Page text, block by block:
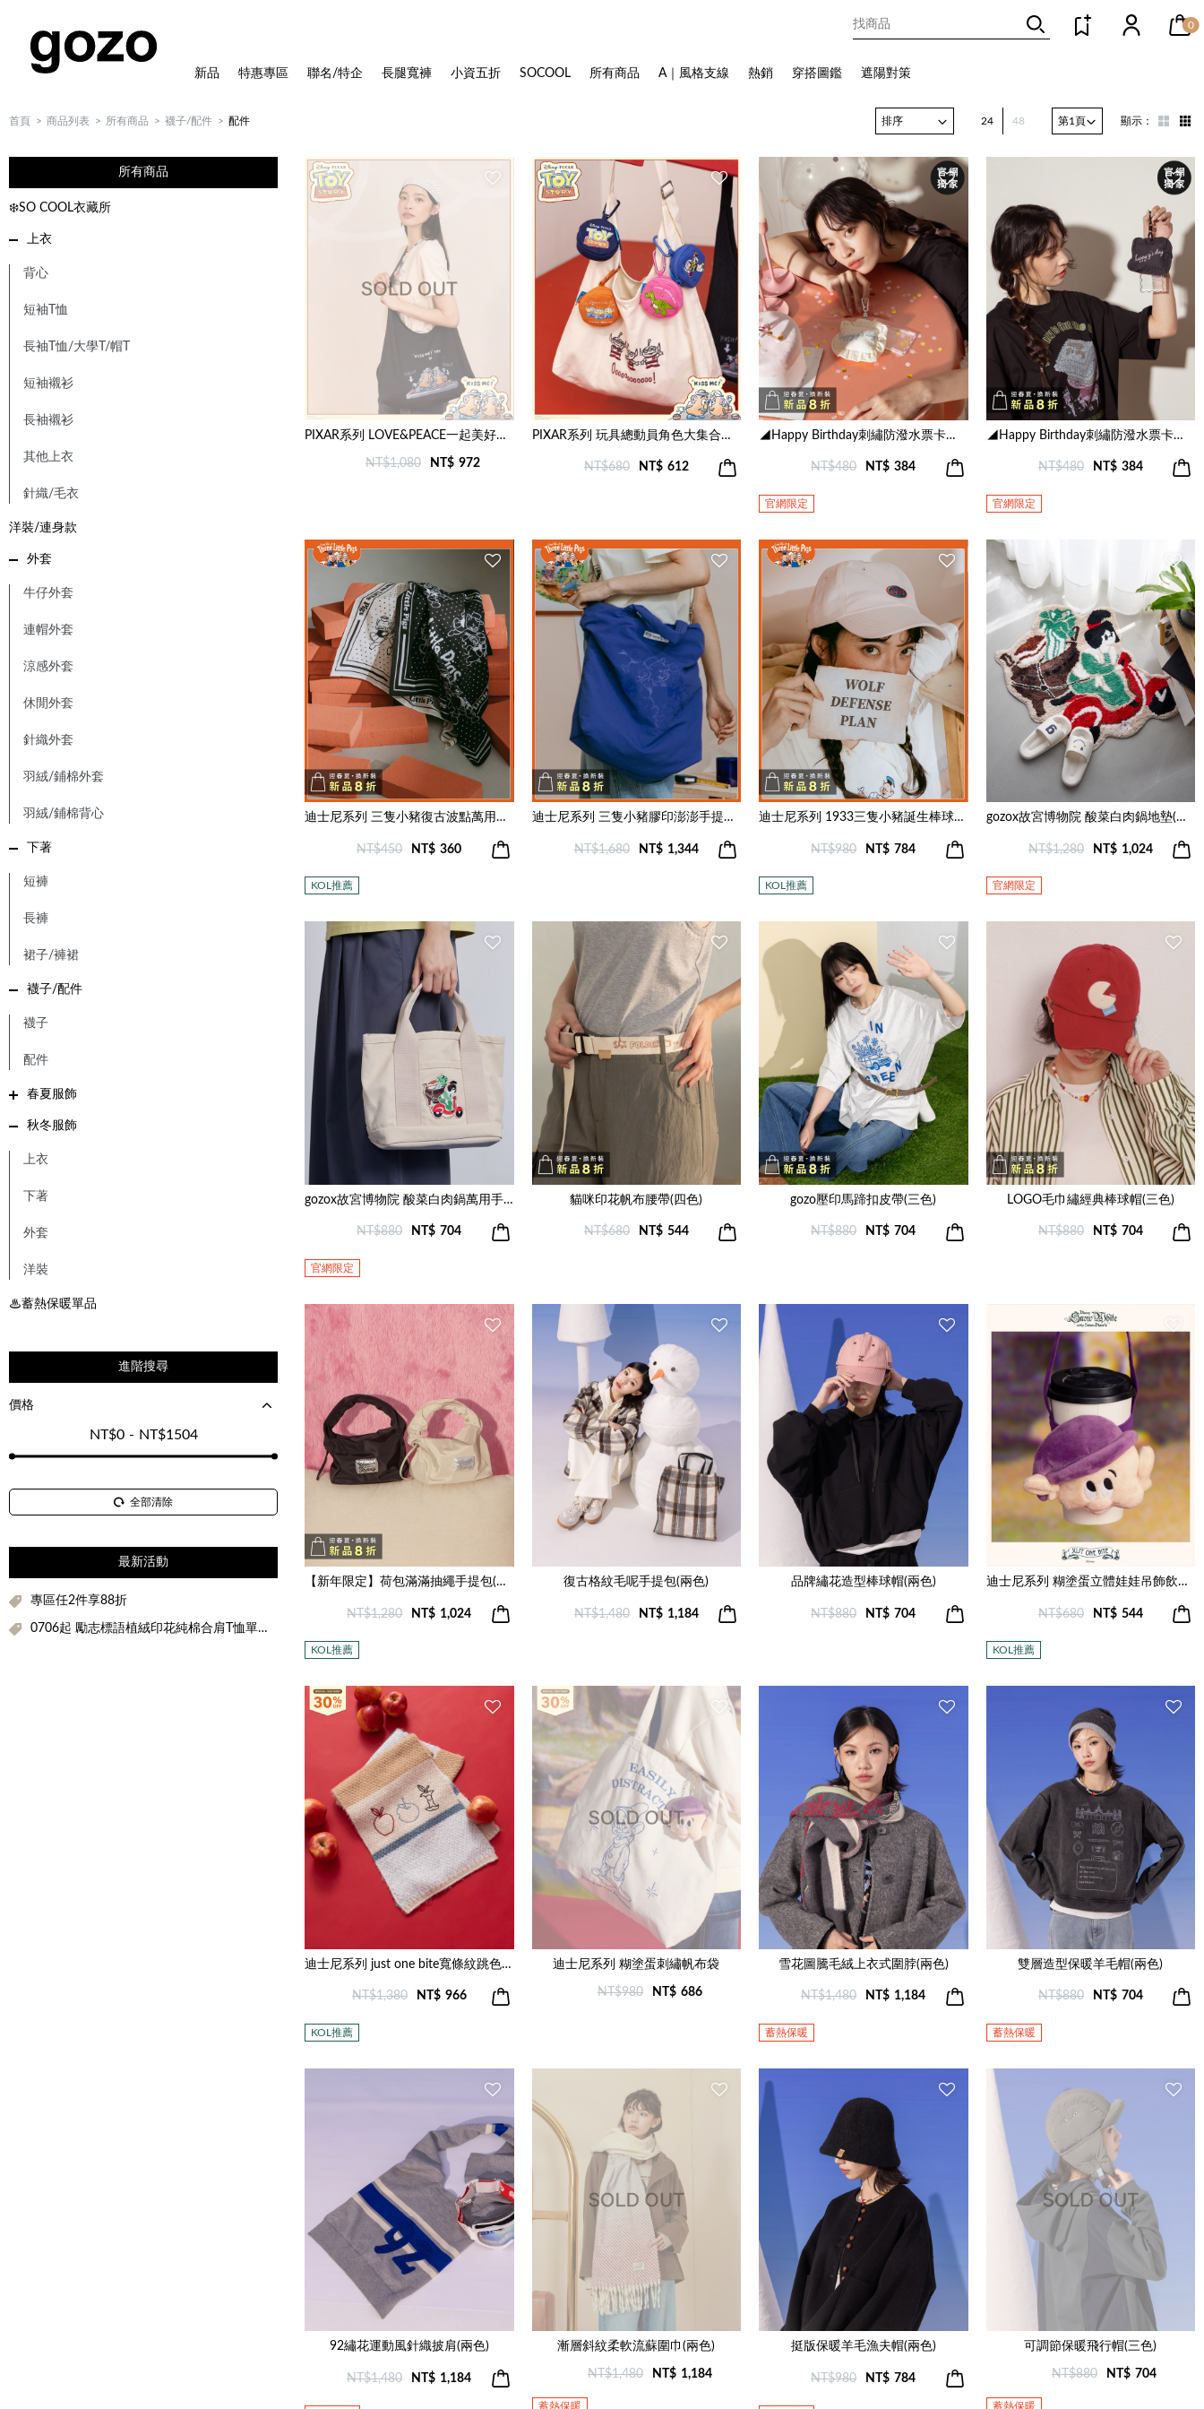
0
新品 特惠專區 聯名/特企 長腿寬褲 小資五折 SOCOOL 所有商品 A｜風格支線 熱銷 穿搭圖鑑 遮陽對策
首頁 商品列表 所有商品 襪子/配件 配件 24 48 顯示：
所有商品
❄️SO COOL衣藏所
上衣
背心
短袖T恤
長袖T恤/大學T/帽T
短袖襯衫
長袖襯衫
其他上衣
針織/毛衣
洋裝/連身款
外套
牛仔外套
連帽外套
涼感外套
休閒外套
針織外套
羽絨/鋪棉外套
羽絨/鋪棉背心
下著
短褲
長褲
裙子/褲裙
襪子/配件
襪子
配件
春夏服飾
秋冬服飾
上衣
下著
外套
洋裝
♨蓄熱保暖單品
進階搜尋
價格
NT$0 - NT$1504
全部清除
最新活動
專區任2件享88折
0706起 勵志標語植絨印花純棉合肩T恤單件折$100
PIXAR系列 LOVE&PEACE一起美好Hobo包(兩色)
NT$1,080 NT$ 972
PIXAR系列 玩具總動員角色大集合小圓包(四色)
NT$680 NT$ 612
◢Happy Birthday刺繡防潑水票卡夾(米色)
NT$480 NT$ 384
官網限定
◢Happy Birthday刺繡防潑水票卡夾(深灰)
NT$480 NT$ 384
官網限定
迪士尼系列 三隻小豬復古波點萬用方巾(三色)
NT$450 NT$ 360
KOL推薦
迪士尼系列 三隻小豬膠印澎澎手提袋(兩色)
NT$1,680 NT$ 1,344
迪士尼系列 1933三隻小豬誕生棒球帽(兩色)
NT$980 NT$ 784
KOL推薦
gozox故宮博物院 酸菜白肉鍋地墊(米色)
NT$1,280 NT$ 1,024
官網限定
gozox故宮博物院 酸菜白肉鍋萬用手提袋(米色)
NT$880 NT$ 704
官網限定
貓咪印花帆布腰帶(四色)
NT$680 NT$ 544
gozo壓印馬蹄扣皮帶(三色)
NT$880 NT$ 704
LOGO毛巾繡經典棒球帽(三色)
NT$880 NT$ 704
【新年限定】荷包滿滿抽繩手提包(兩色)
NT$1,280 NT$ 1,024
KOL推薦
復古格紋毛呢手提包(兩色)
NT$1,480 NT$ 1,184
品牌繡花造型棒球帽(兩色)
NT$880 NT$ 704
迪士尼系列 糊塗蛋立體娃娃吊飾飲料提袋
NT$680 NT$ 544
KOL推薦
迪士尼系列 just one bite寬條紋跳色圍巾(兩色)
NT$1,380 NT$ 966
KOL推薦
迪士尼系列 糊塗蛋刺繡帆布袋
NT$980 NT$ 686
雪花圖騰毛絨上衣式圍脖(兩色)
NT$1,480 NT$ 1,184
蓄熱保暖
雙層造型保暖羊毛帽(兩色)
NT$880 NT$ 704
蓄熱保暖
92繡花運動風針織披肩(兩色)
NT$1,480 NT$ 1,184
漸層斜紋柔軟流蘇圍巾(兩色)
NT$1,480 NT$ 1,184
蓄熱保暖
挺版保暖羊毛漁夫帽(兩色)
NT$980 NT$ 784
可調節保暖飛行帽(三色)
NT$880 NT$ 704
蓄熱保暖